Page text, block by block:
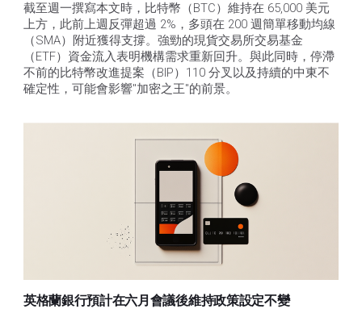
截至週一撰寫本文時，比特幣（BTC）維持在 65,000 美元
上方，此前上週反彈超過 2%，多頭在 200 週簡單移動均線
（SMA）附近獲得支撐。強勁的現貨交易所交易基金
（ETF）資金流入表明機構需求重新回升。與此同時，停滯
不前的比特幣改進提案（BIP）110 分叉以及持續的中東不
確定性，可能會影響"加密之王"的前景。
英格蘭銀行預計在六月會議後維持政策設定不變